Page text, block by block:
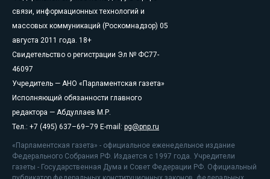
связи, информационных технологий и
массовых коммуникаций (Роскомнадзор) 05
августа 2011 года. 18+
Свидетельство о регистрации Эл № ФС77-
46097
Учредитель — АНО «Парламентская газета»
Исполняющий обязанности главного
редактора — Абдуллаев М.Р.
Тел.: +7 (495) 637–69–79 E-mail: pg@pnp.ru
«Парламентская газета» - официальное еженедельное издание
Федерального Собрания РФ. Издается с 1997 года. Учредители
газеты - Государственная Дума и Совет Федерации РФ. Официальный